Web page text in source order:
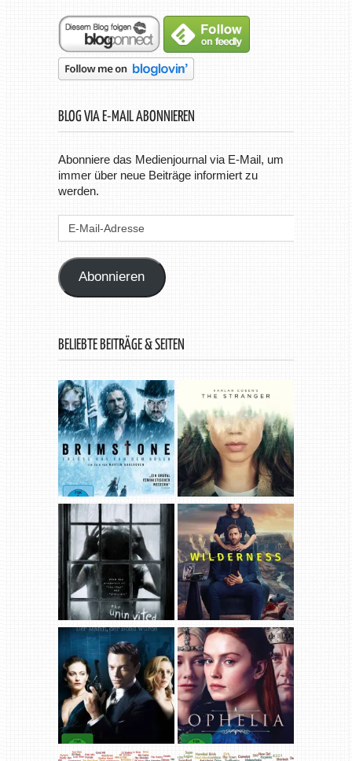
BLOG VIA E-MAIL ABONNIEREN
Abonniere das Medienjournal via E-Mail, um
immer über neue Beiträge informiert zu
werden.
Abonnieren
BELIEBTE BEITRÄGE & SEITEN